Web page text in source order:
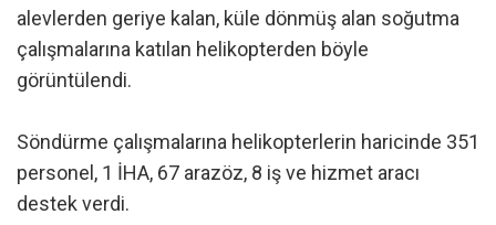
alevlerden geriye kalan, küle dönmüş alan soğutma
çalışmalarına katılan helikopterden böyle
görüntülendi.
Söndürme çalışmalarına helikopterlerin haricinde 351
personel, 1 İHA, 67 arazöz, 8 iş ve hizmet aracı
destek verdi.